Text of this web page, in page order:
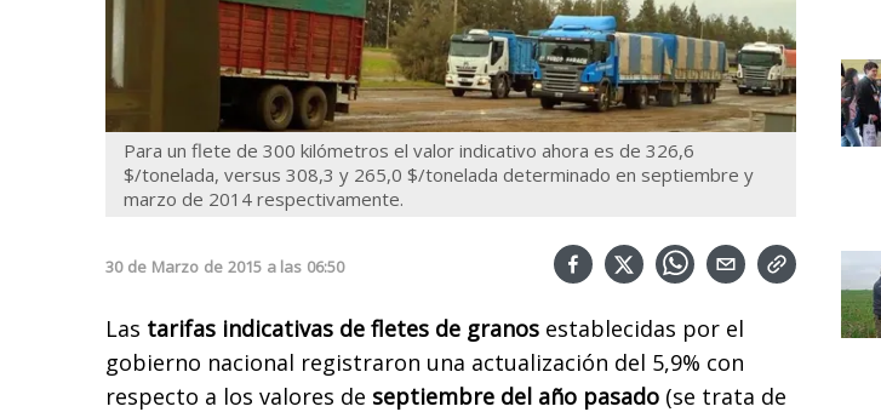
Para un flete de 300 kilómetros el valor indicativo ahora es de 326,6
$/tonelada, versus 308,3 y 265,0 $/tonelada determinado en septiembre y
marzo de 2014 respectivamente.
30 de Marzo de 2015 a las 06:50
Las tarifas indicativas de fletes de granos establecidas por el
gobierno nacional registraron una actualización del 5,9% con
respecto a los valores de septiembre del año pasado (se trata de